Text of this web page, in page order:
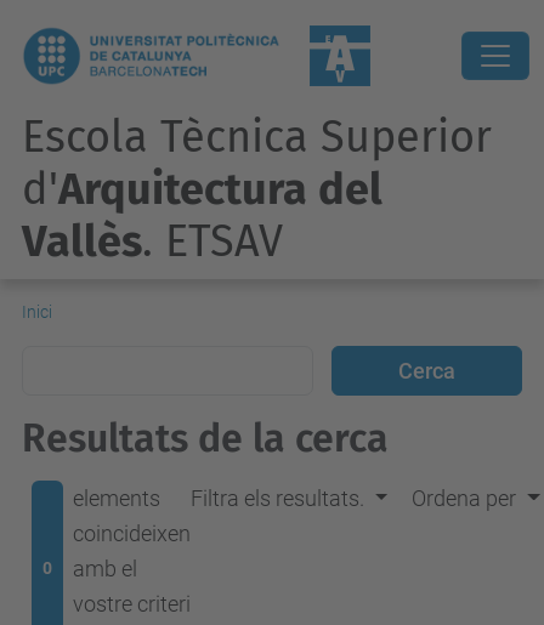
Escola Tècnica Superior
d'Arquitectura del
Vallès. ETSAV
Inici
Resultats de la cerca
0
elements
coincideixen
amb el
vostre criteri
Filtra els resultats. Ordena per